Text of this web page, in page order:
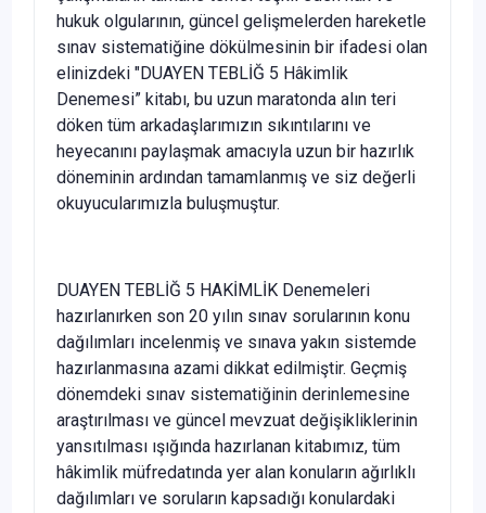
hukuk olgularının, güncel gelişmelerden hareketle
sınav sistematiğine dökülmesinin bir ifadesi olan
elinizdeki "DUAYEN TEBLİĞ 5 Hâkimlik
Denemesi” kitabı, bu uzun maratonda alın teri
döken tüm arkadaşlarımızın sıkıntılarını ve
heyecanını paylaşmak amacıyla uzun bir hazırlık
döneminin ardından tamamlanmış ve siz değerli
okuyucularımızla buluşmuştur.
DUAYEN TEBLİĞ 5 HAKİMLİK Denemeleri
hazırlanırken son 20 yılın sınav sorularının konu
dağılımları incelenmiş ve sınava yakın sistemde
hazırlanmasına azami dikkat edilmiştir. Geçmiş
dönemdeki sınav sistematiğinin derinlemesine
araştırılması ve güncel mevzuat değişikliklerinin
yansıtılması ışığında hazırlanan kitabımız, tüm
hâkimlik müfredatında yer alan konuların ağırlıklı
dağılımları ve soruların kapsadığı konulardaki